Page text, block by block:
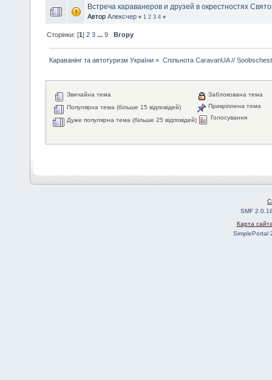
Встреча караванеров и друзей в окрестностях
Автор Алексчер « 1 2 3 4 »
Сторінки: [1]2 3 ...9 Вгору
Караванінг та автотуризм України » Спільнота CaravanUA //
Звичайна тема
Популярна тема (більше 15 відповідей)
Дуже популярна тема (більше 25 відповідей)
Заблокована тема
Прикріплена тема
Голосування
SMF
Карта
SimplePortal